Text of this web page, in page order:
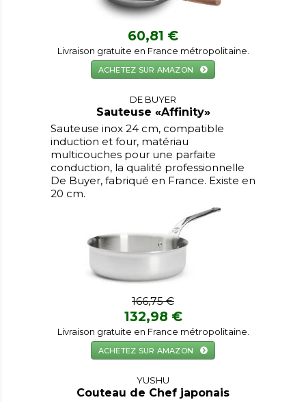
60,81 €
Livraison gratuite en France métropolitaine.
ACHETEZ SUR AMAZON
DE BUYER
Sauteuse «Affinity»
Sauteuse inox 24 cm, compatible
induction et four, matériau
multicouches pour une parfaite
conduction, la qualité professionnelle
De Buyer, fabriqué en France. Existe en
20 cm.
166,75 €
132,98 €
Livraison gratuite en France métropolitaine.
ACHETEZ SUR AMAZON
YUSHU
Couteau de Chef japonais